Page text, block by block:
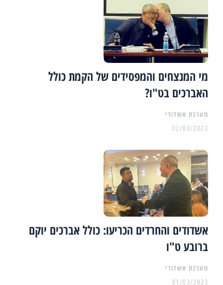
מי המנצחים והמפסידים של הקמת כולל
האברכים בט"ו?
מערכת אשדודי
02/03/2023
אשדודים והחרדים הכריעו: כולל אברכים יוקם
ברובע ט"ו
מערכת אשדודי
01/03/2023